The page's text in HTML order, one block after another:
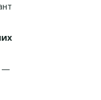
—